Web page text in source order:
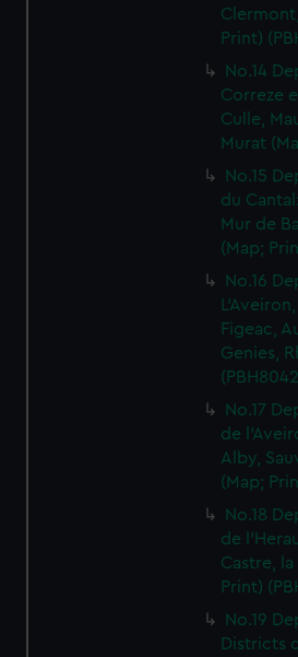
Print)
No.14
Correze
Culle,
Murat
No.15
du
Mur de
(Map;
No.16
Figeac,
Genies,
No.17
de
Alby,
(Map;
No.18
de
Castre, la
Print)
No.19
Districts